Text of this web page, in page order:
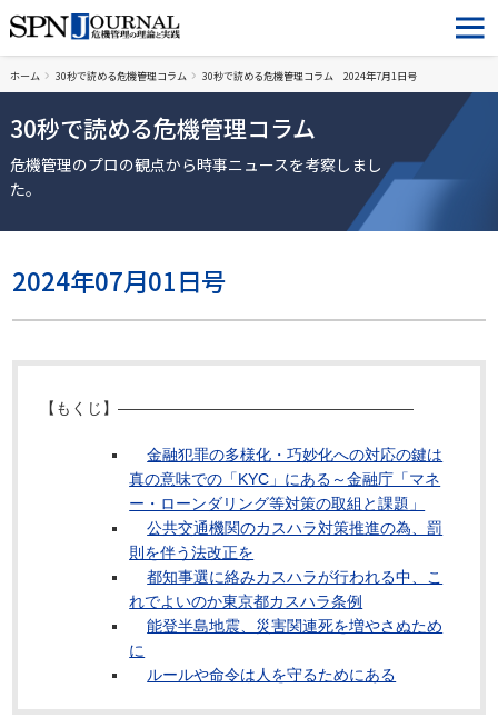
ホーム 30秒で読める危機管理コラム 30秒で読める危機管理コラム 2024年7月1日号
30秒で読める危機管理コラム
危機管理のプロの観点から時事ニュースを考察しまし
た。
2024年07月01日号
【もくじ】―――――――――――――――――――
金融犯罪の多様化・巧妙化への対応の鍵は
真の意味での「KYC」にある～金融庁「マネ
ー・ローンダリング等対策の取組と課題」
公共交通機関のカスハラ対策推進の為、罰
則を伴う法改正を
都知事選に絡みカスハラが行われる中、こ
れでよいのか東京都カスハラ条例
能登半島地震、災害関連死を増やさぬため
に
ルールや命令は人を守るためにある